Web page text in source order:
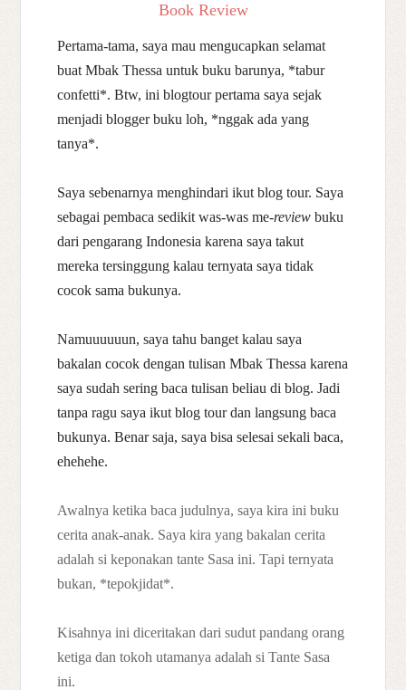
Book Review
Pertama-tama, saya mau mengucapkan selamat
buat Mbak Thessa untuk buku barunya, *tabur
confetti*.Btw, ini blogtour pertama saya sejak
menjadi blogger buku loh, *nggak ada yang
tanya*.
Saya sebenarnya menghindari ikut blog tour. Saya
sebagai pembaca sedikit was-was me-review buku
dari pengarang Indonesia karena saya takut
mereka tersinggung kalau ternyata saya tidak
cocok sama bukunya.
Namuuuuuun, saya tahu banget kalau saya
bakalan cocok dengan tulisan Mbak Thessa karena
saya sudah sering baca tulisan beliau di blog. Jadi
tanpa ragu saya ikut blog tour dan langsung baca
bukunya. Benar saja, saya bisa selesai sekali baca,
ehehehe.
Awalnya ketika baca judulnya, saya kira ini buku
cerita anak-anak. Saya kira yang bakalan cerita
adalah si keponakan tante Sasa ini. Tapi ternyata
bukan, *tepokjidat*.
Kisahnya ini diceritakan dari sudut pandang orang
ketiga dan tokoh utamanya adalah si Tante Sasa
ini.